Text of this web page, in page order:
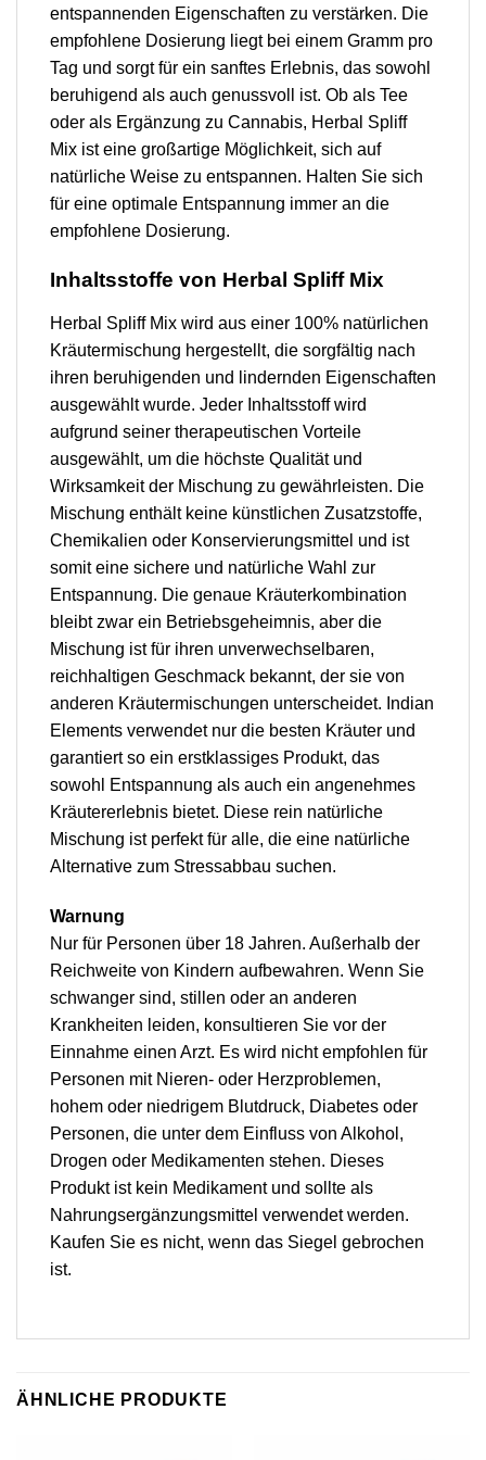
entspannenden Eigenschaften zu verstärken. Die
empfohlene Dosierung liegt bei einem Gramm pro
Tag und sorgt für ein sanftes Erlebnis, das sowohl
beruhigend als auch genussvoll ist. Ob als Tee
oder als Ergänzung zu Cannabis, Herbal Spliff
Mix ist eine großartige Möglichkeit, sich auf
natürliche Weise zu entspannen. Halten Sie sich
für eine optimale Entspannung immer an die
empfohlene Dosierung.
Inhaltsstoffe von Herbal Spliff Mix
Herbal Spliff Mix wird aus einer 100% natürlichen
Kräutermischung hergestellt, die sorgfältig nach
ihren beruhigenden und lindernden Eigenschaften
ausgewählt wurde. Jeder Inhaltsstoff wird
aufgrund seiner therapeutischen Vorteile
ausgewählt, um die höchste Qualität und
Wirksamkeit der Mischung zu gewährleisten. Die
Mischung enthält keine künstlichen Zusatzstoffe,
Chemikalien oder Konservierungsmittel und ist
somit eine sichere und natürliche Wahl zur
Entspannung. Die genaue Kräuterkombination
bleibt zwar ein Betriebsgeheimnis, aber die
Mischung ist für ihren unverwechselbaren,
reichhaltigen Geschmack bekannt, der sie von
anderen Kräutermischungen unterscheidet. Indian
Elements verwendet nur die besten Kräuter und
garantiert so ein erstklassiges Produkt, das
sowohl Entspannung als auch ein angenehmes
Kräutererlebnis bietet. Diese rein natürliche
Mischung ist perfekt für alle, die eine natürliche
Alternative zum Stressabbau suchen.
Warnung
Nur für Personen über 18 Jahren. Außerhalb der
Reichweite von Kindern aufbewahren. Wenn Sie
schwanger sind, stillen oder an anderen
Krankheiten leiden, konsultieren Sie vor der
Einnahme einen Arzt. Es wird nicht empfohlen für
Personen mit Nieren- oder Herzproblemen,
hohem oder niedrigem Blutdruck, Diabetes oder
Personen, die unter dem Einfluss von Alkohol,
Drogen oder Medikamenten stehen. Dieses
Produkt ist kein Medikament und sollte als
Nahrungsergänzungsmittel verwendet werden.
Kaufen Sie es nicht, wenn das Siegel gebrochen
ist.
ÄHNLICHE PRODUKTE